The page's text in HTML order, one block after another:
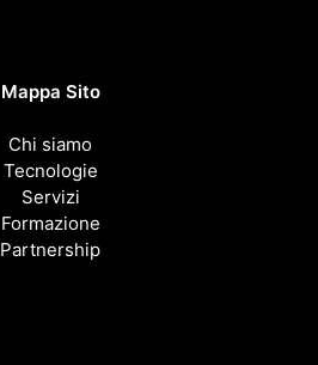
Mappa Sito
Chi siamo
Tecnologie
Servizi
Formazione
Partnership